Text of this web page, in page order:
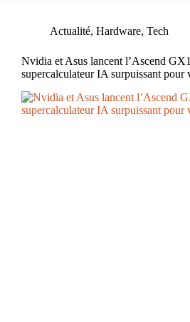
Actualité, Hardware, Tech
Nvidia et Asus lancent l’Ascend
supercalculateur IA surpuissant pour